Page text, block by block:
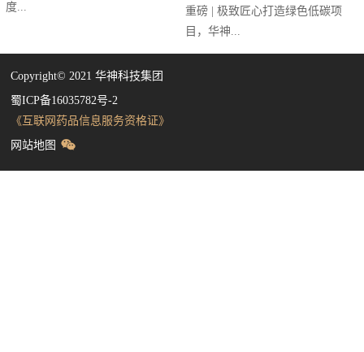
度...
重磅 | 极致匠心打造绿色低碳项
目，华神...
Copyright©️ 2021 华神科技集团
蜀ICP备16035782号-2
《互联网药品信息服务资格证》
网站地图